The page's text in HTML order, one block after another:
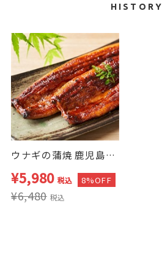
HISTORY
ウナギの蒲焼 鹿児島産 うなぎ蒲焼 特大サイズ 1尾 2セット タレ・山椒付き
¥5,980 税込 8%OFF
¥6,480 税込